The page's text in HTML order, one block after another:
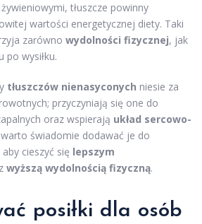
tłuszcze powinny
wartości energetycznej diety. Taki
zarówno wydolności fizycznej, jak
po wysiłku.
tłuszczów nienasyconych niesie za
przyczyniają się one do
oraz wspierają układ sercowo-
świadomie dodawać je do
cieszyć się lepszym
wyższą wydolnością fizyczną.
posiłki dla osób